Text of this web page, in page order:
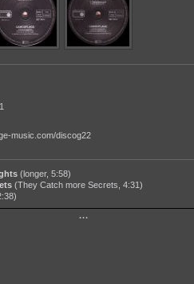
music.com/discog22
(longer, 5:58)
(They Catch more Secrets, 4:31)
···